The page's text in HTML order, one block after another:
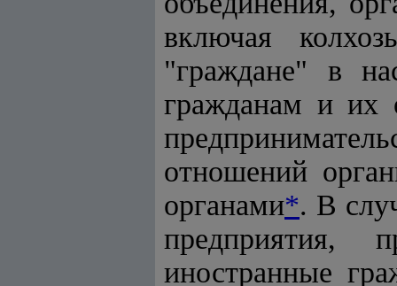
включая
"граждане" в
гражданам и их
отношений
органами*. В
предприятия,
иностранные